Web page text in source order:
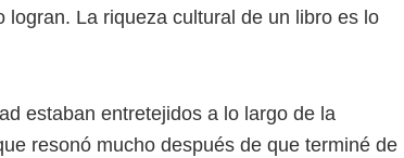
La riqueza cultural de un libro es lo
estaban entretejidos a lo largo de la
resonó mucho después de que terminé de